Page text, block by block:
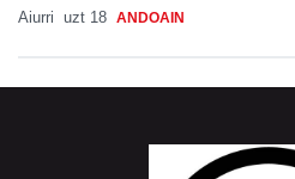
Aiurri uzt 18 ANDOAIN